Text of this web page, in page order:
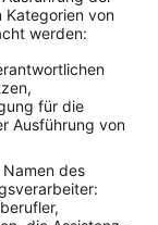
Kategorien von
werden:
für die
Ausführung von
des